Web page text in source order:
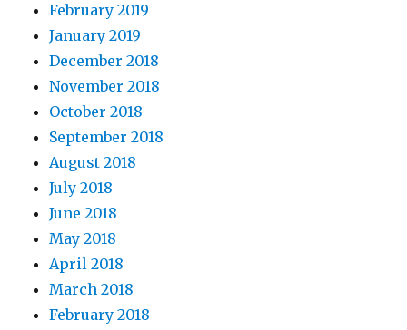
February 2019
January 2019
December 2018
November 2018
October 2018
September 2018
August 2018
July 2018
June 2018
May 2018
April 2018
March 2018
February 2018